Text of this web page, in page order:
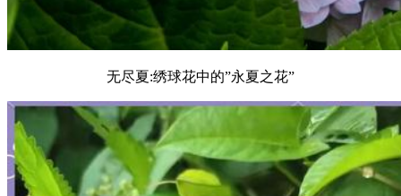
无尽夏:绣球花中的”永夏之花”